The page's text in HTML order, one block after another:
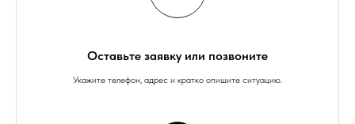
Оставьте заявку или позвоните
Укажите телефон, адрес и кратко опишите ситуацию.